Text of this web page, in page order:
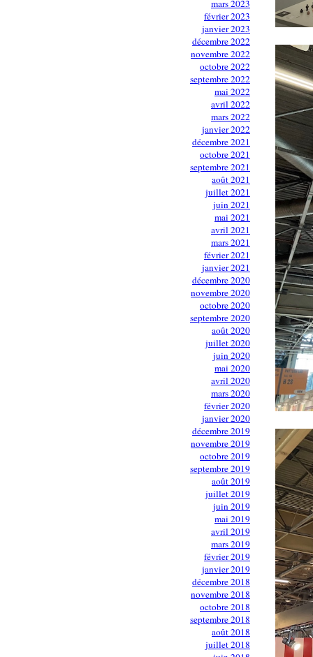
mars 2023
février 2023
janvier 2023
décembre 2022
novembre 2022
octobre 2022
septembre 2022
mai 2022
avril 2022
mars 2022
janvier 2022
décembre 2021
octobre 2021
septembre 2021
août 2021
juillet 2021
juin 2021
mai 2021
avril 2021
mars 2021
février 2021
janvier 2021
décembre 2020
novembre 2020
octobre 2020
septembre 2020
août 2020
juillet 2020
juin 2020
mai 2020
avril 2020
mars 2020
février 2020
janvier 2020
décembre 2019
novembre 2019
octobre 2019
septembre 2019
août 2019
juillet 2019
juin 2019
mai 2019
avril 2019
mars 2019
février 2019
janvier 2019
décembre 2018
novembre 2018
octobre 2018
septembre 2018
août 2018
juillet 2018